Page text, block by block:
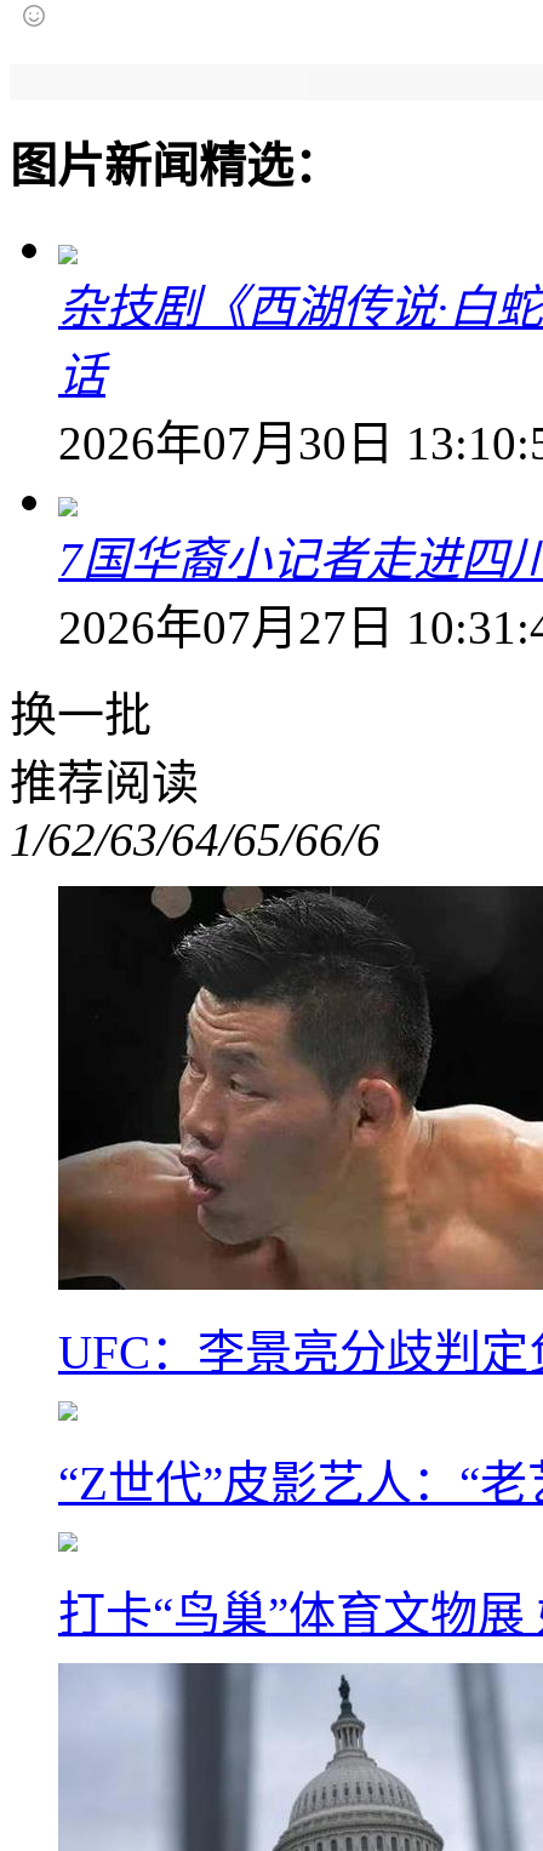
图片新闻精选：
杂技剧《西湖传说·白
话
2026年07月30日
7国华裔小记者走进四
2026年07月27日
换一批
推荐阅读
1/62/63/64/65/66/6
UFC：李景亮分歧判
“Z世代”皮影艺人：“
打卡“鸟巢”体育文物